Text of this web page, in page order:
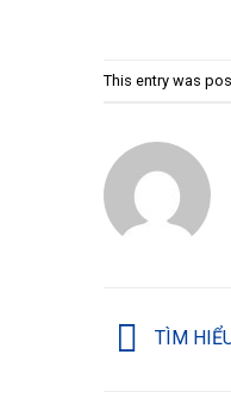
This entry was
TÌM